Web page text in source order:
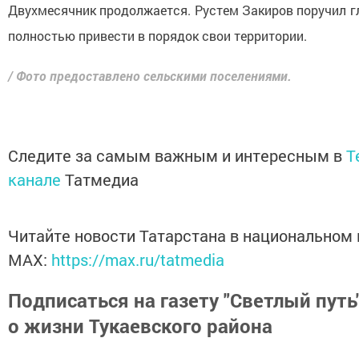
Двухмесячник продолжается. Рустем Закиров поручил
полностью привести в порядок свои территории.
/ Фото предоставлено сельскими поселениями.
Следите за самым важным и интересным в
канале Татмедиа
Читайте новости Татарстана в
MАХ: https://max.ru/tatmedia
Подписаться на газету "Светлый
о жизни Тукаевского района